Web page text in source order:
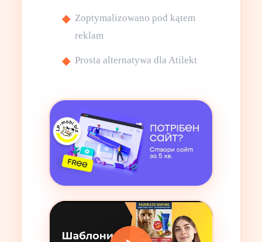
Zoptymalizowano pod kątem
reklam
Prosta alternatywa dla Atilekt